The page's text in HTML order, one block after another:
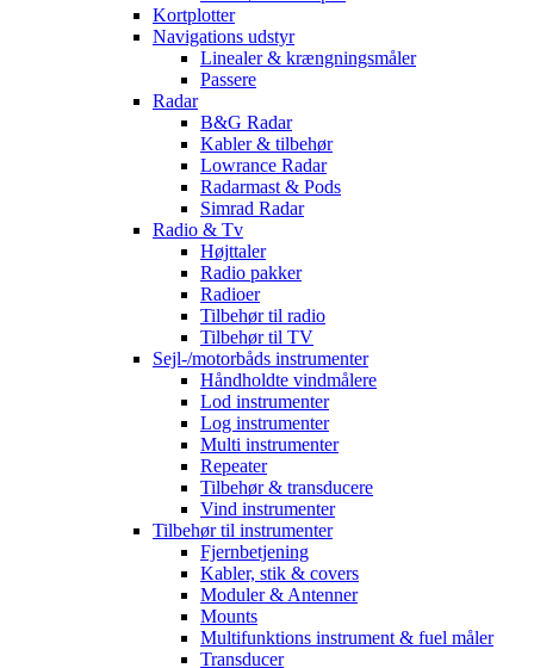
Kortplotter
Navigations udstyr
Linealer & krængningsmåler
Passere
Radar
B&G Radar
Kabler & tilbehør
Lowrance Radar
Radarmast & Pods
Simrad Radar
Radio & Tv
Højttaler
Radio pakker
Radioer
Tilbehør til radio
Tilbehør til TV
Sejl-/motorbåds instrumenter
Håndholdte vindmålere
Lod instrumenter
Log instrumenter
Multi instrumenter
Repeater
Tilbehør & transducere
Vind instrumenter
Tilbehør til instrumenter
Fjernbetjening
Kabler, stik & covers
Moduler & Antenner
Mounts
Multifunktions instrument & fuel måler
Transducer